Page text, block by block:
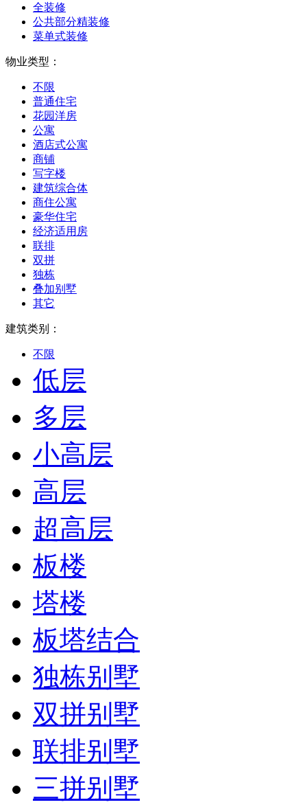
全装修
公共部分精装修
菜单式装修
物业类型：
不限
普通住宅
花园洋房
公寓
酒店式公寓
商铺
写字楼
建筑综合体
商住公寓
豪华住宅
经济适用房
联排
双拼
独栋
叠加别墅
其它
建筑类别：
不限
低层
多层
小高层
高层
超高层
板楼
塔楼
板塔结合
独栋别墅
双拼别墅
联排别墅
三拼别墅